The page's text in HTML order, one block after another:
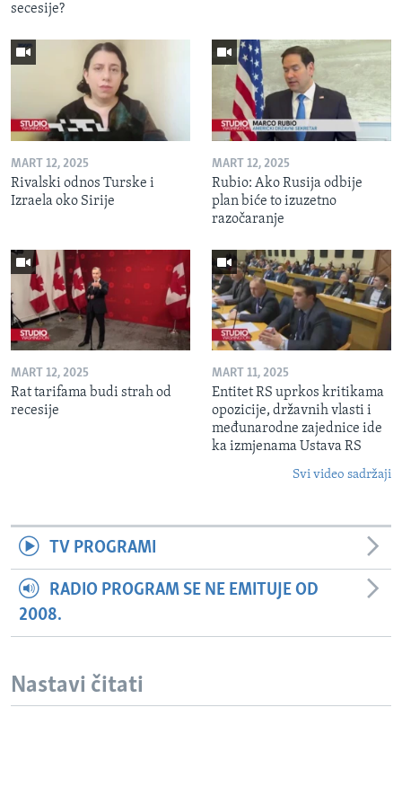
secesije?
MART 12, 2025
Rivalski odnos Turske i
Izraela oko Sirije
MART 12, 2025
Rubio: Ako Rusija odbije
plan biće to izuzetno
razočaranje
MART 12, 2025
Rat tarifama budi strah od
recesije
MART 11, 2025
Entitet RS uprkos kritikama
opozicije, državnih vlasti i
međunarodne zajednice ide
ka izmjenama Ustava RS
Svi video sadržaji
TV PROGRAMI
RADIO PROGRAM SE NE EMITUJE OD
2008.
Nastavi čitati